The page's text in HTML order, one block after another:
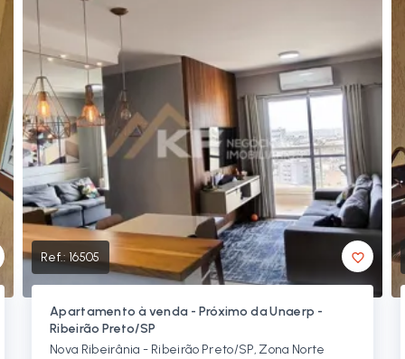
Ref.: 16505
Apartamento à venda - Próximo da Unaerp -
Ribeirão Preto/SP
Nova Ribeirânia - Ribeirão Preto/SP, Zona Norte